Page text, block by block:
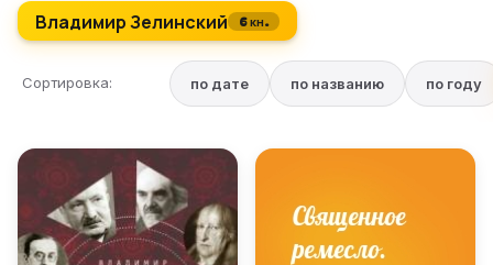
Владимир Зелинский 6 кн.
Сортировка: по дате по названию по году